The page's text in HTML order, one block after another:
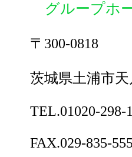
グループホ
〒300-0818
茨城県土浦市天
TEL.01020-298-
FAX.029-835-